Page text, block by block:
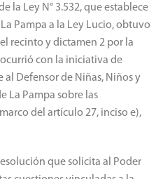
la Ley N° 3.532, que establece
Pampa a la Ley Lucio, obtuvo
recinto y dictamen 2 por la
con la iniciativa de
Defensor de Niñas, Niños y
La Pampa sobre las
del artículo 27, inciso e),
que solicita al Poder